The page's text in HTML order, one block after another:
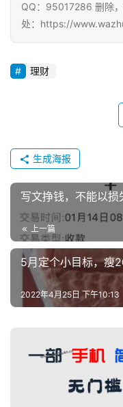
QQ：95017286 删除
处：https://
理财
生成海报
写文挣钱，不能以损
上一篇
5月定个小目标，瘦
2022年4月25日 下午10:13